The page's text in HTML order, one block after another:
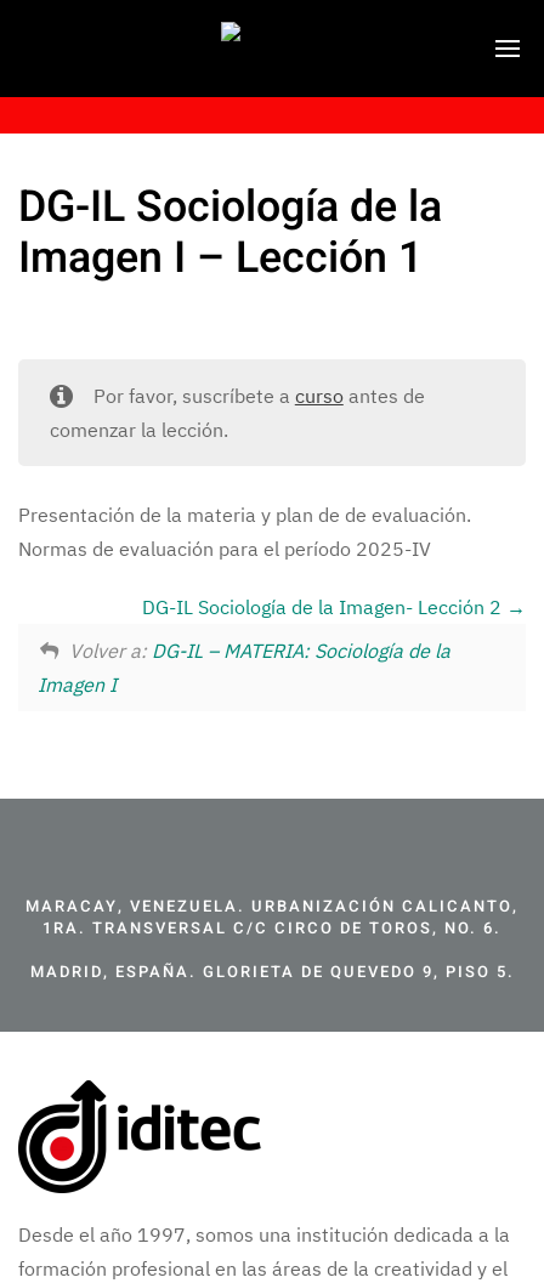
DG-IL Sociología de la
Imagen I – Lección 1
Por favor, suscríbete a cursoantes de
comenzar la lección.
Presentación de la materia y plan de de evaluación.
Normas de evaluación para el período 2025-IV
DG-IL Sociología de la Imagen- Lección 2
Volver a: DG-IL – MATERIA: Sociología de la
Imagen I
MARACAY, VENEZUELA. URBANIZACIÓN CALICANTO,
1RA. TRANSVERSAL C/C CIRCO DE TOROS, NO. 6.
MADRID, ESPAÑA. GLORIETA DE QUEVEDO 9, PISO 5.
Desde el año 1997, somos una institución dedicada a la
formación profesional en las áreas de la creatividad y el